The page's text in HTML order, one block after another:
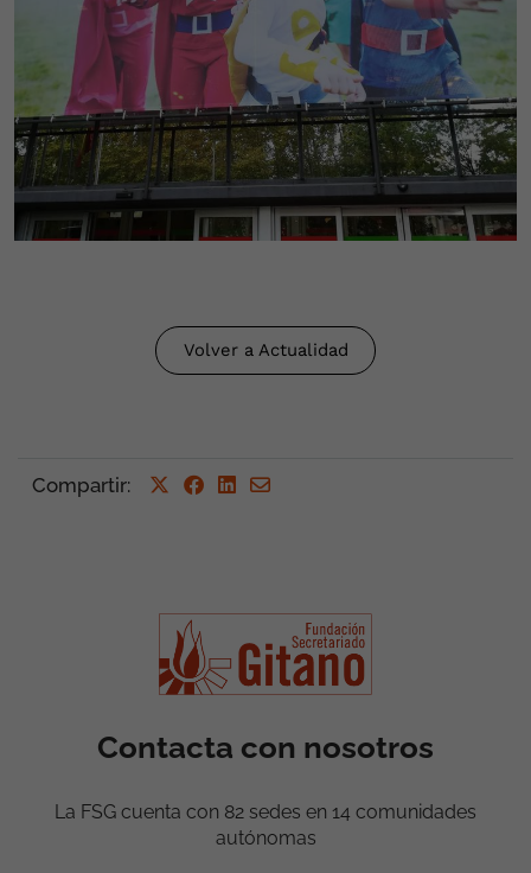
Volver a Actualidad
Compartir:
Contacta con nosotros
La FSG cuenta con 82 sedes en 14 comunidades
autónomas